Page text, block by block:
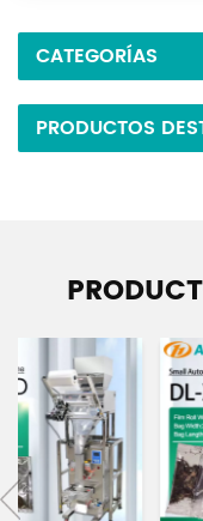
CATEGORÍAS
PRODUCTOS